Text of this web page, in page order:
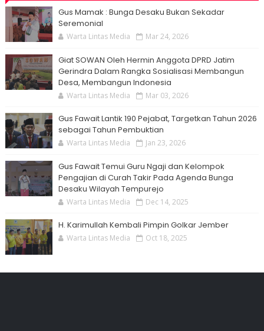
Gus Mamak : Bunga Desaku Bukan Sekadar
Seremonial
Warta Lintas Media Mar 24, 2026
Giat SOWAN Oleh Hermin Anggota DPRD Jatim
Gerindra Dalam Rangka Sosialisasi Membangun
Desa, Membangun Indonesia
Warta Lintas Media Mar 03, 2026
Gus Fawait Lantik 190 Pejabat, Targetkan Tahun 2026
sebagai Tahun Pembuktian
Warta Lintas Media Jan 23, 2026
Gus Fawait Temui Guru Ngaji dan Kelompok
Pengajian di Curah Takir Pada Agenda Bunga
Desaku Wilayah Tempurejo
Warta Lintas Media Dec 14, 2025
H. Karimullah Kembali Pimpin Golkar Jember
Warta Lintas Media Oct 18, 2025